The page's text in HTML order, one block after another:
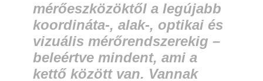
mérőeszközöktől a legújabb
koordináta-, alak-, optikai és
vizuális mérőrendszerekig –
beleértve mindent, ami a
kettő között van. Vannak